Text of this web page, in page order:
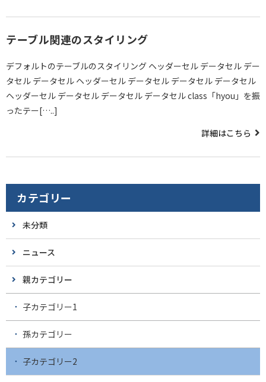
テーブル関連のスタイリング
デフォルトのテーブルのスタイリング ヘッダーセル データセル デー
タセル データセル ヘッダーセル データセル データセル データセル
ヘッダーセル データセル データセル データセル class「hyou」を振
ったテー[…..]
詳細はこちら
カテゴリー
未分類
ニュース
親カテゴリー
子カテゴリー1
孫カテゴリー
子カテゴリー2